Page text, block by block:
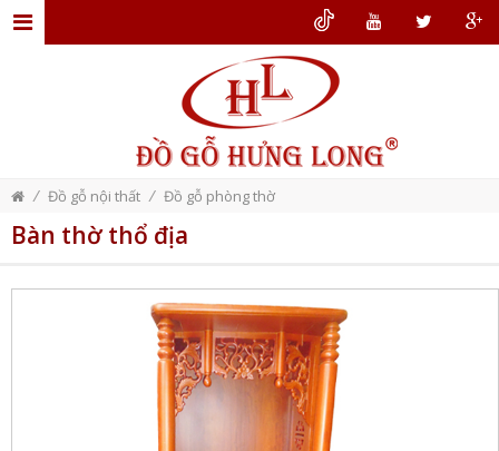
ĐỒ
GỖ
/ Đồ gỗ nội thất / Đồ gỗ phòng thờ
Bàn thờ thổ địa